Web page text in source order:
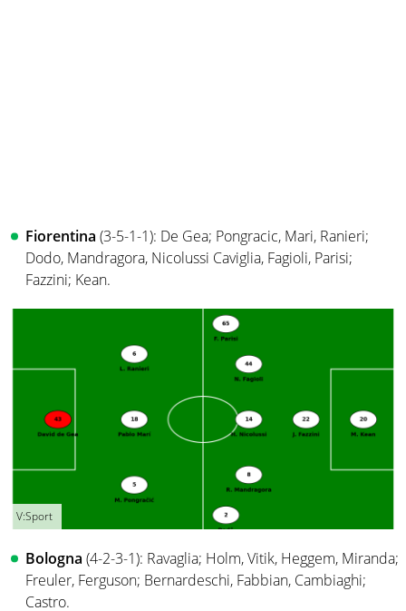
Fiorentina (3-5-1-1): De Gea; Pongracic, Mari, Ranieri;
Dodo, Mandragora, Nicolussi Caviglia, Fagioli, Parisi;
Fazzini; Kean.
V:Sport
Bologna (4-2-3-1): Ravaglia; Holm, Vitik, Heggem, Miranda;
Freuler, Ferguson; Bernardeschi, Fabbian, Cambiaghi;
Castro.